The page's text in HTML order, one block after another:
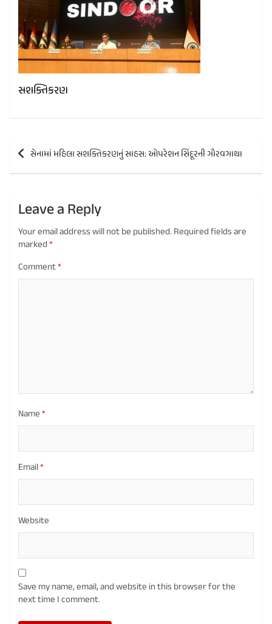
સશક્તિકરણ
Post
navigation
સેનામાં મહિલા સશક્તિકરણનું સાહસ: ઓપરેશન સિંદૂરની ગૌરવગાથા
Leave a Reply
Your email address will not be published. Required fields are
marked*
Comment*
Name*
Email*
Website
Save my name, email, and website in this browser for the
next time I comment.